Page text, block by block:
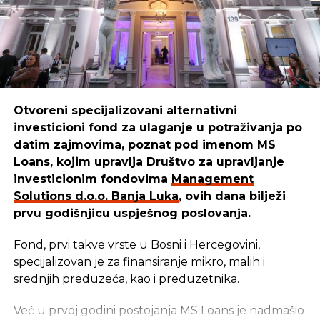
“Mi smo sredstva iskoristili da kreiramo,
unaprijedimo i pustimo u izdavaštvo udžbenike za
djecu, prilagođene raznim uzrastima. Danas naši
udžbenici pomažu mnogim mališanima da lakše
uče i odrastaju.”
REKLAMA
Cilj u Management Solutions -u ostaje isti: da
budemo pouzdan partner onima koji stvaraju,
razvijaju i unaprjeđuju našu zajednicu. Zato
nastavljaju istim putem — jer kada ulažu u ljude i
njihove ideje, ulažu u budućnost svih nas –
zaključuju uManagement Solutions-u.
Otvoreni specijalizovani alternativni
investicioni fond za ulaganje u potraživanja po
datim zajmovima, poznat pod imenom MS
Loans, kojim upravlja Društvo za upravljanje
investicionim fondovima Management
Solutions d.o.o. Banja Luka, ovih dana bilježi
prvu godišnjicu uspješnog poslovanja.
Fond, prvi takve vrste u Bosni i Hercegovini,
specijalizovan je za finansiranje mikro, malih i
srednjih preduzeća, kao i preduzetnika.
Već u prvoj godini postojanja MS Loans je nadmašio